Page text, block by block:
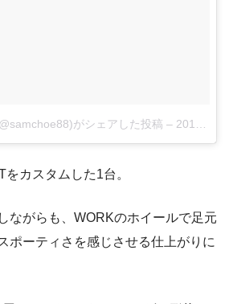
がシェアした投稿 – 2017 12月 3 2:32午後 PST
カスタムした1台。
ながらも、WORKのホイールで足元
ポーティさを感じさせる仕上がりに